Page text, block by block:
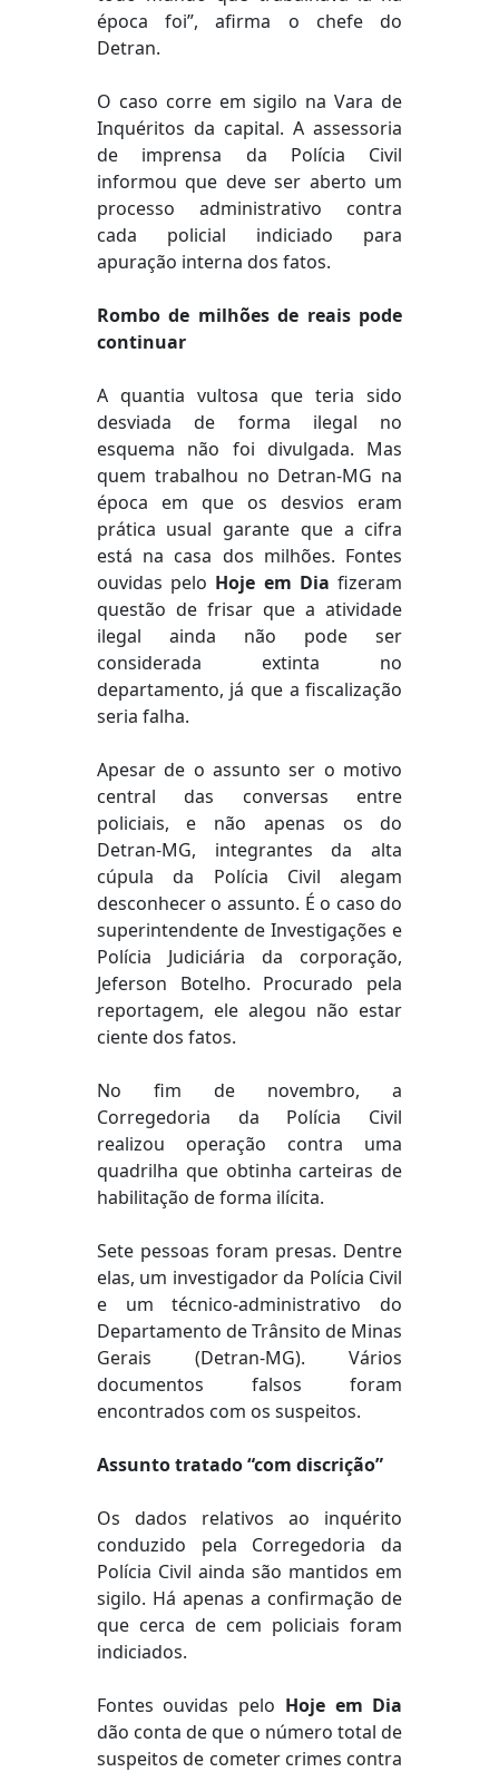
época foi”, afirma o chefe do
Detran.
O caso corre em sigilo na Vara de
Inquéritos da capital. A assessoria
de imprensa da Polícia Civil
informou que deve ser aberto um
processo administrativo contra
cada policial indiciado para
apuração interna dos fatos.
Rombo de milhões de reais pode
continuar
A quantia vultosa que teria sido
desviada de forma ilegal no
esquema não foi divulgada. Mas
quem trabalhou no Detran-MG na
época em que os desvios eram
prática usual garante que a cifra
está na casa dos milhões. Fontes
ouvidas pelo Hoje em Dia fizeram
questão de frisar que a atividade
ilegal ainda não pode ser
considerada extinta no
departamento, já que a fiscalização
seria falha.
Apesar de o assunto ser o motivo
central das conversas entre
policiais, e não apenas os do
Detran-MG, integrantes da alta
cúpula da Polícia Civil alegam
desconhecer o assunto. É o caso do
superintendente de Investigações e
Polícia Judiciária da corporação,
Jeferson Botelho. Procurado pela
reportagem, ele alegou não estar
ciente dos fatos.
No fim de novembro, a
Corregedoria da Polícia Civil
realizou operação contra uma
quadrilha que obtinha carteiras de
habilitação de forma ilícita.
Sete pessoas foram presas. Dentre
elas, um investigador da Polícia Civil
e um técnico-administrativo do
Departamento de Trânsito de Minas
Gerais (Detran-MG). Vários
documentos falsos foram
encontrados com os suspeitos.
Assunto tratado “com discrição”
Os dados relativos ao inquérito
conduzido pela Corregedoria da
Polícia Civil ainda são mantidos em
sigilo. Há apenas a confirmação de
que cerca de cem policiais foram
indiciados.
Fontes ouvidas pelo Hoje em Dia
dão conta de que o número total de
suspeitos de cometer crimes contra